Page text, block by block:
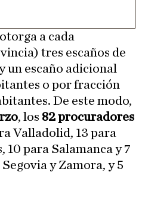
a cada
tres escaños de
un escaño adicional
o por fracción
De este modo,
, los 82 procuradores
Valladolid, 13 para
10 para Salamanca y 7
y Zamora, y 5